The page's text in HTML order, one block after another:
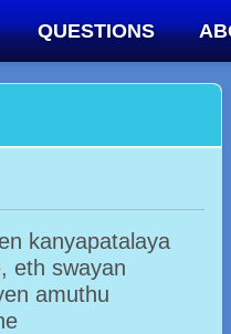
QUESTIONS
kanyapatalaya
eth swayan
amuthu